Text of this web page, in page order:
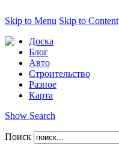
Skip to Menu Skip to Content
Доска
Блог
Авто
Строительство
Разное
Карта
Show Search
Поиск